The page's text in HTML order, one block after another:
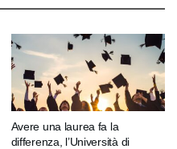
Avere una laurea fa la
differenza, l’Università di